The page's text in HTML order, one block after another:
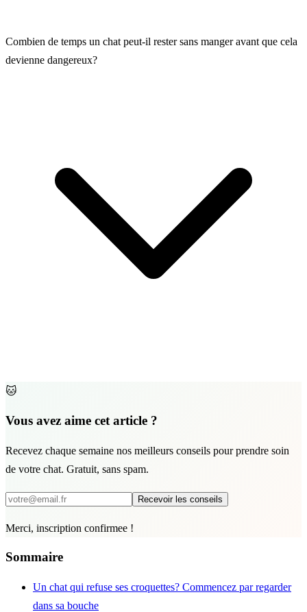
Combien de temps un chat peut-il rester sans manger avant que cela
devienne dangereux?
🐱
Vous avez aime cet article ?
Recevez chaque semaine nos meilleurs conseils pour prendre soin
de votre chat. Gratuit, sans spam.
Recevoir les conseils
Merci, inscription confirmee !
Sommaire
Un chat qui refuse ses croquettes? Commencez par regarder
dans sa bouche